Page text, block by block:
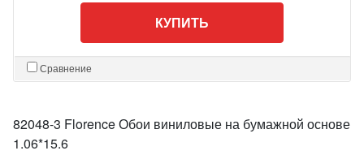
КУПИТЬ
Сравнение
82048-3 Florence Обои виниловые на бумажной основе
1.06*15.6